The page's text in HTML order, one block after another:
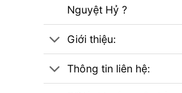
Nguyệt Hỷ ?
Giới thiệu:
Thông tin liên hệ: